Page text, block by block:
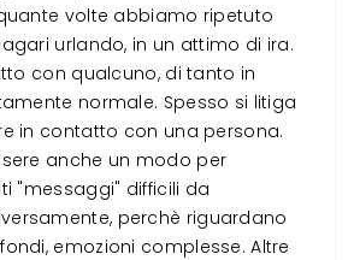
volte abbiamo ripetuto
urlando, in un attimo di ira.
con qualcuno, di tanto in
normale. Spesso si litiga
in contatto con una persona.
anche un modo per
"messaggi" difficili da
perchè riguardano
emozioni complesse. Altre